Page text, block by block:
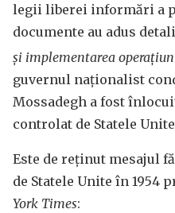
legii liberei informări a
documente au adus
și implementarea
guvernul naționalist
Mossadegh a fost
controlat de Statele
Este de reținut mesajul
de Statele Unite în 1954
York Times: